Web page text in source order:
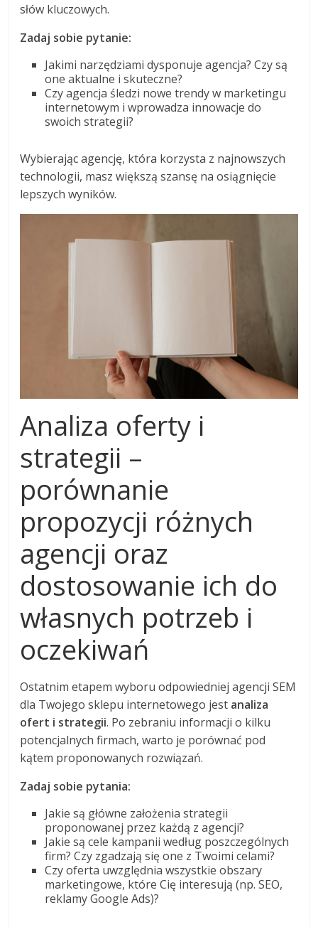
słów kluczowych.
Zadaj sobie pytanie:
Jakimi narzędziami dysponuje agencja? Czy są
one aktualne i skuteczne?
Czy agencja śledzi nowe trendy w marketingu
internetowym i wprowadza innowacje do
swoich strategii?
Wybierając agencję, która korzysta z najnowszych
technologii, masz większą szansę na osiągnięcie
lepszych wyników.
Analiza oferty i
strategii –
porównanie
propozycji różnych
agencji oraz
dostosowanie ich do
własnych potrzeb i
oczekiwań
Ostatnim etapem wyboru odpowiedniej agencji SEM
dla Twojego sklepu internetowego jest analiza
ofert i strategii. Po zebraniu informacji o kilku
potencjalnych firmach, warto je porównać pod
kątem proponowanych rozwiązań.
Zadaj sobie pytania:
Jakie są główne założenia strategii
proponowanej przez każdą z agencji?
Jakie są cele kampanii według poszczególnych
firm? Czy zgadzają się one z Twoimi celami?
Czy oferta uwzględnia wszystkie obszary
marketingowe, które Cię interesują (np. SEO,
reklamy Google Ads)?